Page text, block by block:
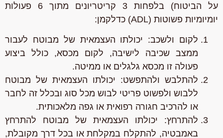
על הביטוח) בלפחות 3 קריטריונים מתוך 6 פעולות
יומיומיות פשוטות (ADL) כדלקמן:
לקום ולשכב: יכולתו העצמאית של מבוטח לעבור
ממצב שכיבה לישיבה, לקום מכסא, כולל ביצוע
פעולה זו מכסא גלגלים או ממיטה.
להתלבש ולהתפשט:יכולתו העצמאית של מבוטח
ללבוש ולפשוט פריטי לבוש מכל סוג ובכלל זה לחבר
או להרכיב חגורה רפואית או גפה מלאכותית.
להתרחץ:יכולתו העצמאית של מבוטח להתרחץ
באמבטיה, להתקלח במקלחת או בכל דרך מקובלת,